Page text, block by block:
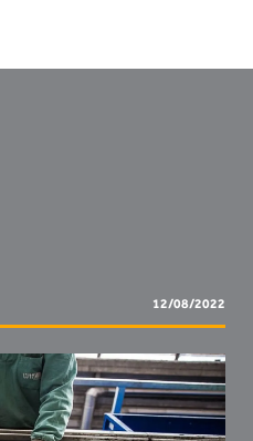
12/08/2022